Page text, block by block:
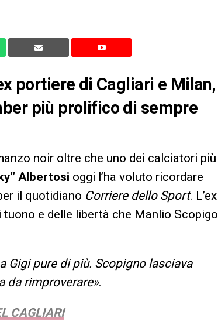
portiere di Cagliari e Milan,
più prolifico di sempre
noir oltre che uno dei calciatori più
Albertosi oggi l’ha voluto ricordare
il quotidiano Corriere dello Sport. L’ex
tuono e delle libertà che Manlio Scopigo
Gigi pure di più. Scopigno lasciava
da rimproverare».
CAGLIARI